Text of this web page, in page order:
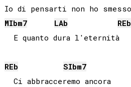
MIbm7 LAb REb
  E quanto dura l'eternità
REb SIbm7
  Ci abbracceremo ancora